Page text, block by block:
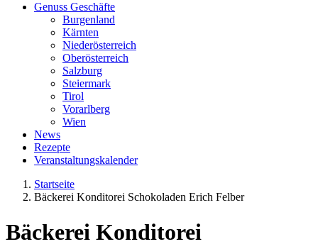
Genuss Geschäfte
Burgenland
Kärnten
Niederösterreich
Oberösterreich
Salzburg
Steiermark
Tirol
Vorarlberg
Wien
News
Rezepte
Veranstaltungskalender
Startseite
Bäckerei Konditorei Schokoladen Erich Felber
Bäckerei Konditorei